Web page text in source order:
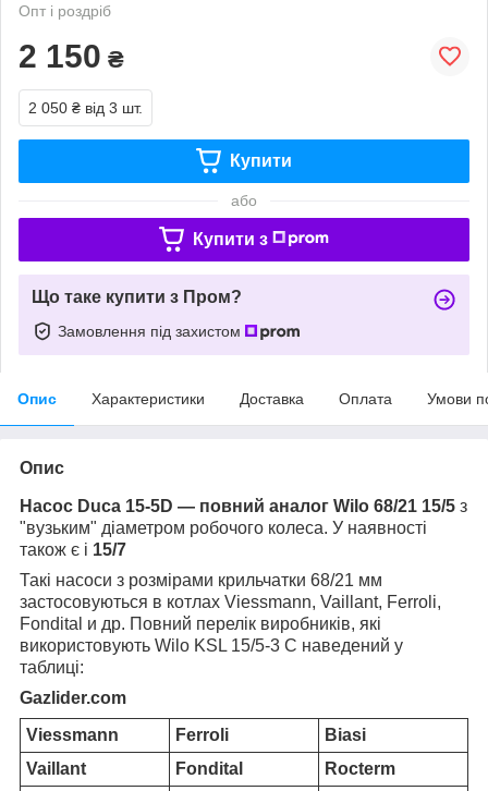
Опт і роздріб
2 150 ₴
2 050 ₴ від 3 шт.
Купити
або
Купити з
Що таке купити з Пром?
Замовлення під захистом
Опис Характеристики Доставка Оплата Умови
Опис
Насос Duca 15-5D — повний аналог Wilo 68/21 15/5 з
"вузьким" діаметром робочого колеса. У наявності
також є і 15/7
Такі насоси з розмірами крильчатки 68/21 мм
застосовуються в котлах Viessmann, Vaillant, Ferroli,
Fondital и др. Повний перелік виробників, які
використовують Wilo KSL 15/5-3 C наведений у
таблиці:
Gazlider.com
Viessmann
Ferroli
Biasi
Vaillant
Fondital
Rocterm